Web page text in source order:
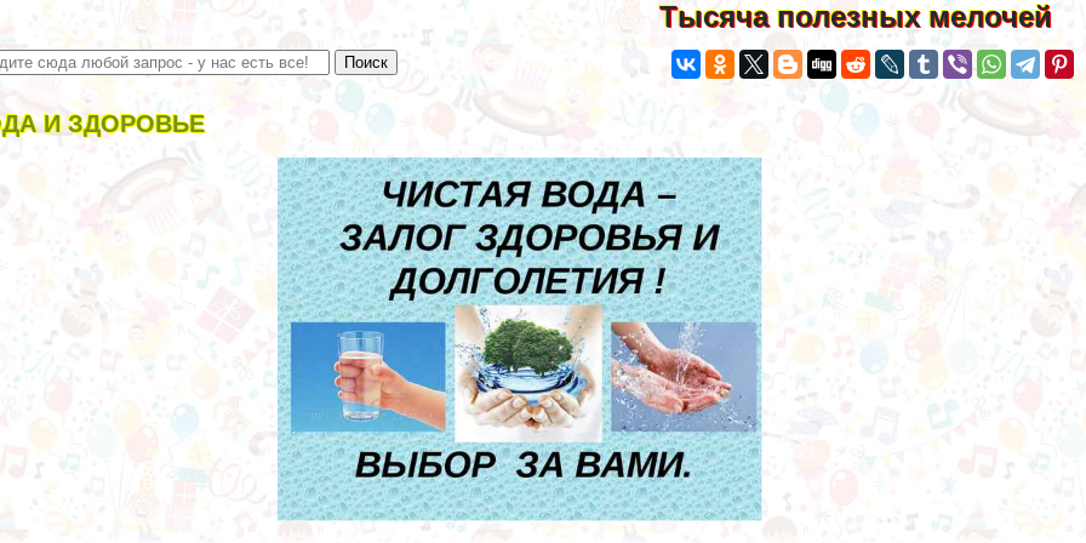
Тысяча полезных мелочей
И ЗДОРОВЬЕ